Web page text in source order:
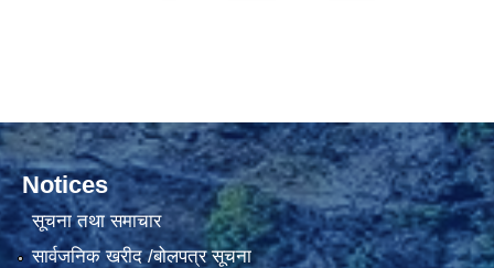
Notices
सूचना तथा समाचार
सार्वजनिक खरीद /बोलपत्र सूचना